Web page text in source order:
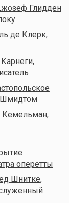
Глидден
де Клерк,
,
Шмидтом
Кемельман,
оперетты
Шнитке,